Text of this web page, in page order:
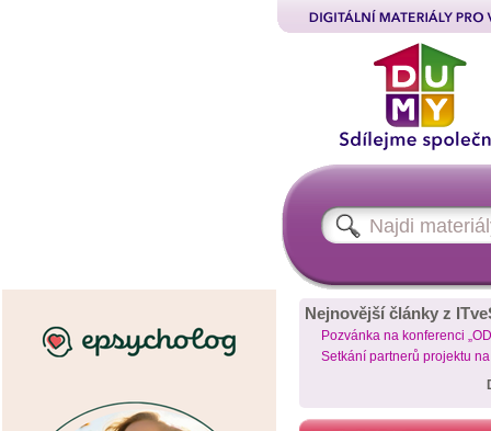
Nejnovější články z
Pozvánka na konferenci
Setkání partnerů projektu